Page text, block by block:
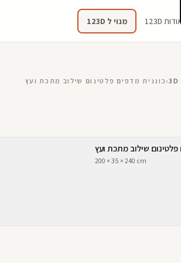
אודות 123D מנוי ל 123D
› כוננית מדפים פלטינום שילוב מתכת ועץ